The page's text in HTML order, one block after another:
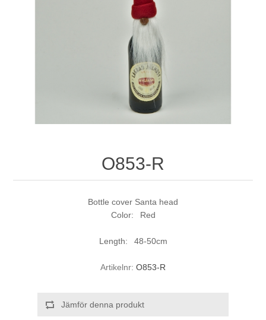
O853-R
Bottle cover Santa head
Color: Red
Length: 48-50cm
Artikelnr: O853-R
Jämför denna produkt